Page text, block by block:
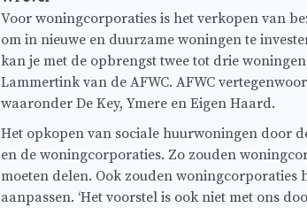
Voor woningcorporaties is het verkopen van
om in nieuwe en duurzame woningen te
kan je met de opbrengst twee tot drie
Lammertink van de AFWC. AFWC
waaronder De Key, Ymere en Eigen Haard.
Het opkopen van sociale huurwoningen door
en de woningcorporaties. Zo zouden
moeten delen. Ook zouden woningcorporaties
aanpassen. ‘Het voorstel is ook niet met ons